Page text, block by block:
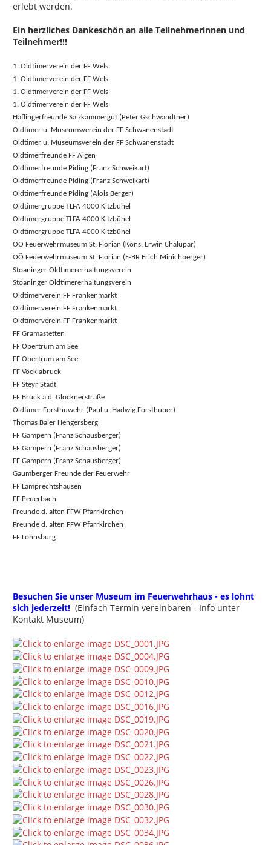
erlebt werden.
Ein herzliches Dankeschön an alle Teilnehmerinnen und
Teilnehmer!!!
1. Oldtimerverein der FF Wels
1. Oldtimerverein der FF Wels
1. Oldtimerverein der FF Wels
1. Oldtimerverein der FF Wels
Haflingerfreunde Salzkammergut (Peter Gschwandtner)
Oldtimer u. Museumsverein der FF Schwanenstadt
Oldtimer u. Museumsverein der FF Schwanenstadt
Oldtimerfreunde FF Aigen
Oldtimerfreunde Piding (Franz Schweikart)
Oldtimerfreunde Piding (Franz Schweikart)
Oldtimerfreunde Piding (Alois Berger)
Oldtimergruppe TLFA 4000 Kitzbühel
Oldtimergruppe TLFA 4000 Kitzbühel
Oldtimergruppe TLFA 4000 Kitzbühel
OÖ Feuerwehrmuseum St. Florian (Kons. Erwin Chalupar)
OÖ Feuerwehrmuseum St. Florian (E-BR Erich Minichberger)
Stoaninger Oldtimererhaltungsverein
Stoaninger Oldtimererhaltungsverein
Oldtimerverein FF Frankenmarkt
Oldtimerverein FF Frankenmarkt
Oldtimerverein FF Frankenmarkt
FF Gramastetten
FF Obertrum am See
FF Obertrum am See
FF Vöcklabruck
FF Steyr Stadt
FF Bruck a.d. Glocknerstraße
Oldtimer Forsthuwehr (Paul u. Hadwig Forsthuber)
Thomas Baier Hengersberg
FF Gampern (Franz Schausberger)
FF Gampern (Franz Schausberger)
FF Gampern (Franz Schausberger)
Gaumberger Freunde der Feuerwehr
FF Lamprechtshausen
FF Peuerbach
Freunde d. alten FFW Pfarrkirchen
Freunde d. alten FFW Pfarrkirchen
FF Lohnsburg
Besuchen Sie unser Museum im Feuerwehrhaus - es lohnt
sich jederzeit! (Einfach Termin vereinbaren - Info unter
Kontakt Museum)